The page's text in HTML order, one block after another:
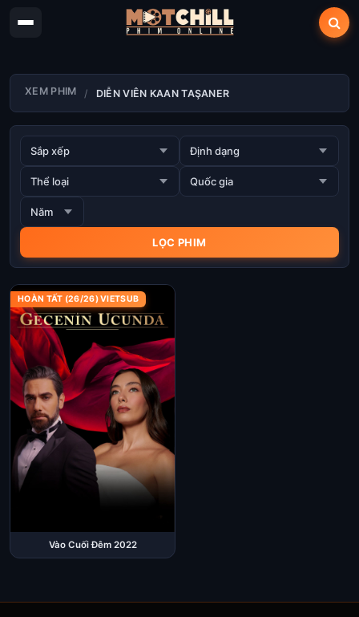
XEM PHIM DIỄN VIÊN KAAN TAŞANER
HOÀN TẤT (26/26) VIETSUB
Vào Cuối Đêm 2022